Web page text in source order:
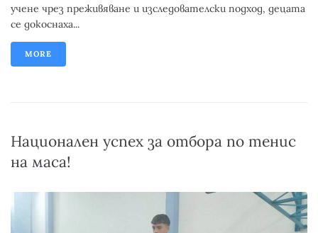
учене чрез преживяване и изследователски подход, децата
се докоснаха...
MORE
Национален успех за отбора по тенис
на маса!